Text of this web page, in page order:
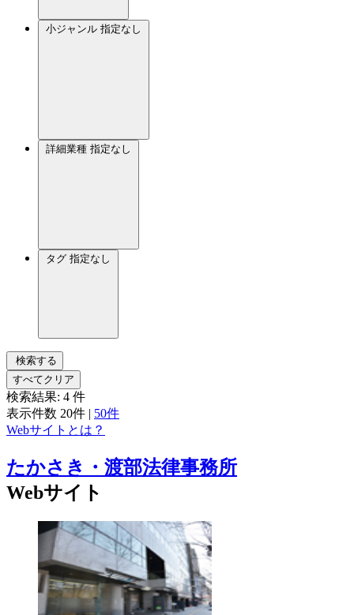
小ジャンル 指定なし
詳細業種 指定なし
タグ 指定なし
検索する
すべてクリア
検索結果: 4 件
表示件数 20件 | 50件
Webサイトとは？
たかさき・渡部法律事務所
Webサイト